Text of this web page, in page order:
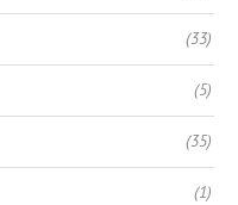
(33)
(5)
(35)
(1)